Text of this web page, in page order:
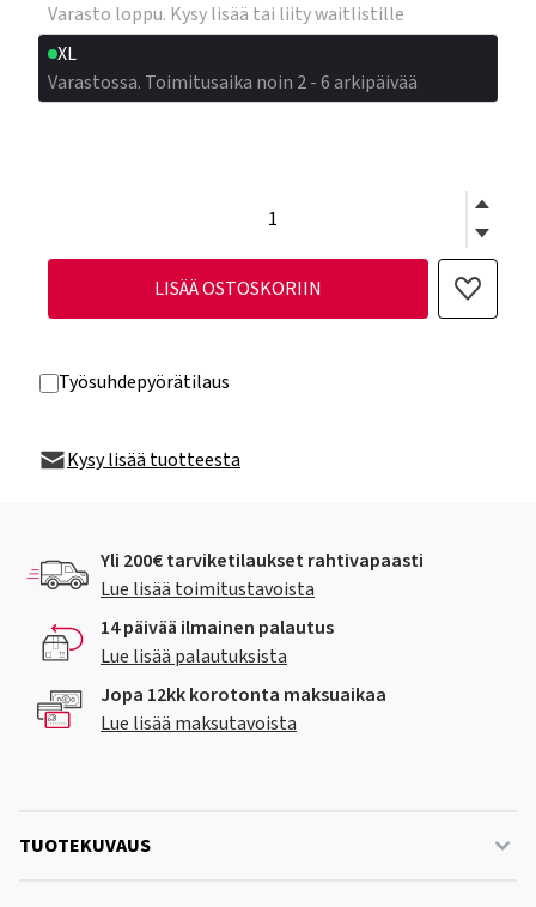
Varasto loppu. Kysy lisää tai liity waitlistille
XL
Varastossa. Toimitusaika noin 2 - 6 arkipäivää
LISÄÄ OSTOSKORIIN
Työsuhdepyörätilaus
Kysy lisää tuotteesta
Yli 200€ tarviketilaukset rahtivapaasti
Lue lisää toimitustavoista
14 päivää ilmainen palautus
Lue lisää palautuksista
Jopa 12kk korotonta maksuaikaa
Lue lisää maksutavoista
TUOTEKUVAUS